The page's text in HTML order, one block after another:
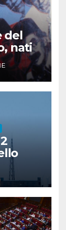
del
nati